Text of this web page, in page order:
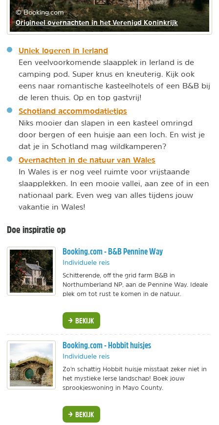
© Booking.com
Origineel overnachten in het Verenigd Koninkrijk
Uniek logeren in Ierland
Een veelvoorkomende slaapplek in Ierland is de
camping pod. Super knus en kneuterig. Kijk ook
eens naar romantische kasteelhotels of een B&B bij
de Ieren thuis. Op en top gastvrij!
Schotland accommodatietips
Niks mooier dan slapen in een kasteel omringd
door bergen of een huisje aan een loch. En wist je
dat je in Schotland mag wildkamperen?
Overnachten in de natuur van Wales
In Wales is er nog veel ruimte voor vrijstaande
slaapplekken. In een mooie vallei, aan zee of in een
nationaal park. Even weg van alles tijdens jouw
vakantie in Wales!
Doe inspiratie op
Booking.com - B&B Pennine Way
Individuele reis
Schitterende, off the grid farm B&B in
Northumberland NP, aan de Pennine Way. Ideale
plek om tot rust te komen in de natuur.
BEKIJK
Booking.com - Hobbit huisjes
Individuele reis
Zo'n schattig Hobbit huisje misstaat zeker niet in
het mystieke Ierse landschap! Boek jouw
sprookjeswoning in Mayo County.
BEKIJK